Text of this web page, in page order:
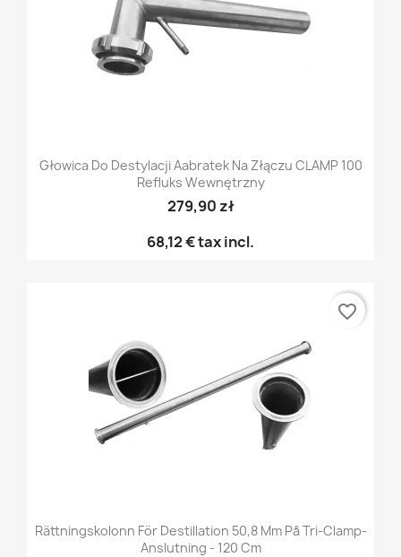
Głowica Do Destylacji Aabratek Na Złączu CLAMP 100
Refluks Wewnętrzny
279,90 zł
68,12 €tax incl.
Rättningskolonn För Destillation 50,8 Mm På Tri-Clamp-
Anslutning - 120 Cm
favorite_border